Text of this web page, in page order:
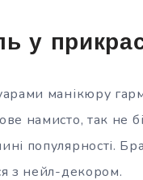
у
манікюру
намисто, так не
популярності.
з нейл-декором.